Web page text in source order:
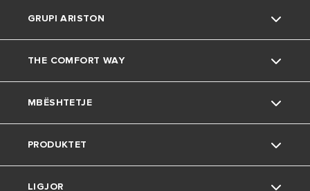
GRUPI ARISTON
Rreth nesh
Grupi
Karriera
THE COMFORT WAY
Mjedisi
Këshilla të dobishme
Jetesa në shtëpi
MBËSHTETJE
Kontakt
PRODUKTET
LIGJOR